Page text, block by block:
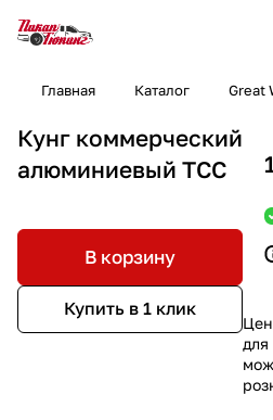
Главная Каталог Great
Кунг коммерческий
алюминиевый ТСС
В корзину
Купить в 1 клик